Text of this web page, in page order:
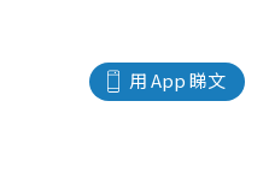
用 App 睇文